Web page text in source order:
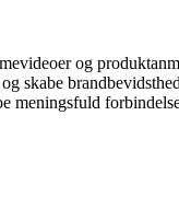
og
skabe
meningsfuld